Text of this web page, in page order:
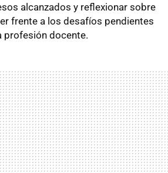
alcanzados y reflexionar sobre
frente a los desafíos pendientes
profesión docente.